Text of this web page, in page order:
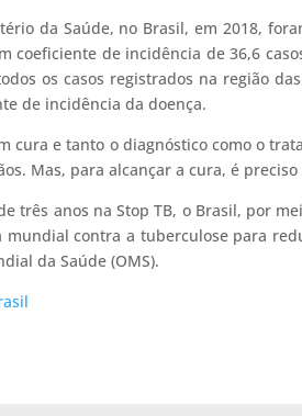
da Saúde, no Brasil, em 2018,
coeficiente de incidência de 36,6
os casos registrados na região
de incidência da doença.
cura e tanto o diagnóstico como o
Mas, para alcançar a cura, é
três anos na Stop TB, o Brasil, por
mundial contra a tuberculose para
da Saúde (OMS).